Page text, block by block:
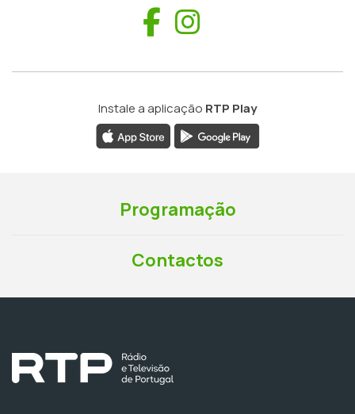
Facebook
Instale a aplicação RTP Play
Programação
Contactos